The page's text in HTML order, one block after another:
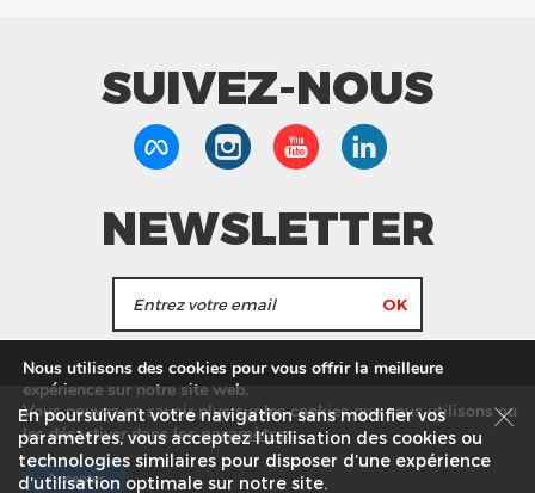
SUIVEZ-NOUS
NEWSLETTER
J'accepte de recevoir les actualités et les
informations de Tang Frères.
Nos Magasins Service commercial
Recrutement
Plan du site
Mentions légales
© Tang Frères 2026
En poursuivant votre navigation sans modifier vos
paramètres, vous acceptez l’utilisation des cookies ou
technologies similaires pour disposer d’une expérience
d’utilisation optimale sur notre site.
Nous utilisons des cookies pour vous offrir la meilleure
expérience sur notre site web.
Vous pouvez en savoir plus sur les cookies que nous utilisons ou
les désactiver dans lesparamètres.
Accepter